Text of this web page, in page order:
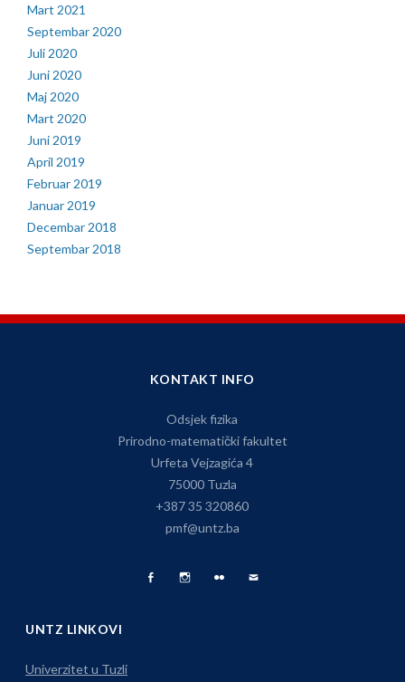
Mart 2021
Septembar 2020
Juli 2020
Juni 2020
Maj 2020
Mart 2020
Juni 2019
April 2019
Februar 2019
Januar 2019
Decembar 2018
Septembar 2018
KONTAKT INFO
Odsjek fizika
Prirodno-matematički fakultet
Urfeta Vejzagića 4
75000 Tuzla
+387 35 320860
pmf@untz.ba
UNTZ LINKOVI
Univerzitet u Tuzli